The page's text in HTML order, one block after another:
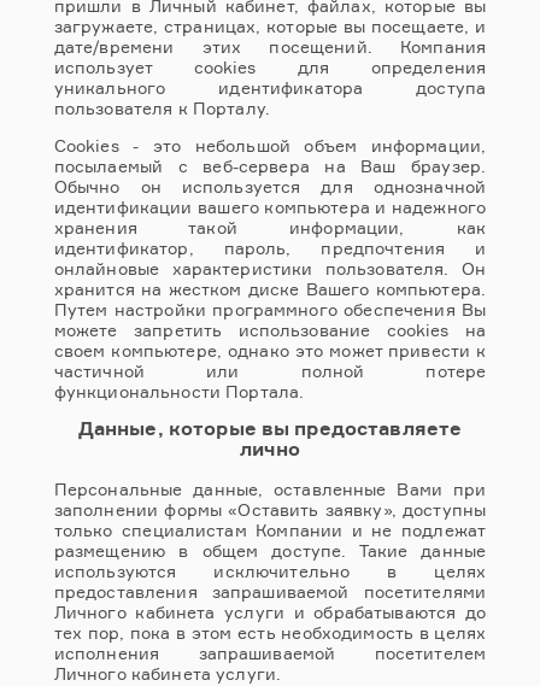
пришли в Личный кабинет, файлах, которые вы
загружаете, страницах, которые вы посещаете, и
дате/времени этих посещений. Компания
использует cookies для определения
уникального идентификатора доступа
пользователя к Порталу.
Cookies - это небольшой объем информации,
посылаемый с веб-сервера на Ваш браузер.
Обычно он используется для однозначной
идентификации вашего компьютера и надежного
хранения такой информации, как
идентификатор, пароль, предпочтения и
онлайновые характеристики пользователя. Он
хранится на жестком диске Вашего компьютера.
Путем настройки программного обеспечения Вы
можете запретить использование cookies на
своем компьютере, однако это может привести к
частичной или полной потере
функциональности Портала.
Данные, которые вы предоставляете
лично
Персональные данные, оставленные Вами при
заполнении формы «Оставить заявку», доступны
только специалистам Компании и не подлежат
размещению в общем доступе. Такие данные
используются исключительно в целях
предоставления запрашиваемой посетителями
Личного кабинета услуги и обрабатываются до
тех пор, пока в этом есть необходимость в целях
исполнения запрашиваемой посетителем
Личного кабинета услуги.